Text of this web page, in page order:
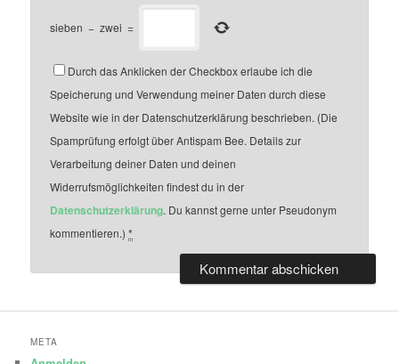
sieben − zwei =
Durch das Anklicken der Checkbox erlaube ich die
Speicherung und Verwendung meiner Daten durch diese
Website wie in der Datenschutzerklärung beschrieben. (Die
Spamprüfung erfolgt über Antispam Bee. Details zur
Verarbeitung deiner Daten und deinen
Widerrufsmöglichkeiten findest du in der
Datenschutzerklärung. Du kannst gerne unter Pseudonym
kommentieren.)*
META